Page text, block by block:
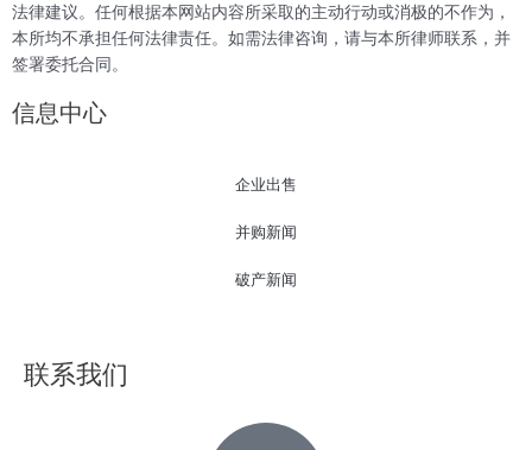
法律建议。任何根据本网站内容所采取的主动行动或消极的不作为，
本所均不承担任何法律责任。如需法律咨询，请与本所律师联系，并
签署委托合同。
信息中心
企业出售
并购新闻
破产新闻
联系我们